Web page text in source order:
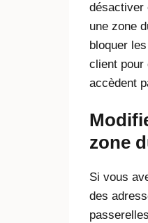
désactiver
une zone
bloquer
client pour
accèdent
zone
Si vous
des